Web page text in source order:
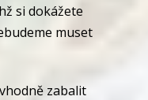
si dokážete
muset
zabalit